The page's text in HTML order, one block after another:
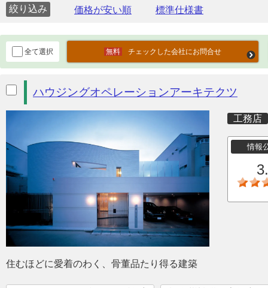
絞り込み
全て選択 チェックした会社にお問合せ
ハウジングオペレーションアーキテクツ
工務店
情報
住むほどに愛着のわく、骨董品たり得る建築